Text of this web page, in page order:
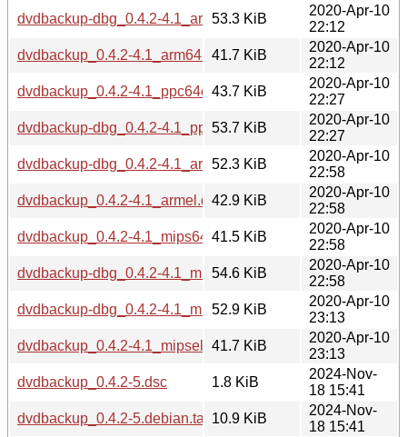
dvdbackup-dbg_0.4.2-4.1_arm64.deb
53.3 KiB
2020-Apr-10
22:12
dvdbackup_0.4.2-4.1_arm64.deb41.7 KiB
2020-Apr-10
22:12
dvdbackup_0.4.2-4.1_ppc64el.deb43.7 KiB
2020-Apr-10
22:27
dvdbackup-dbg_0.4.2-4.1_ppc64el.deb
53.7 KiB
2020-Apr-10
22:27
dvdbackup-dbg_0.4.2-4.1_armel.deb
52.3 KiB
2020-Apr-10
22:58
dvdbackup_0.4.2-4.1_armel.deb42.9 KiB
2020-Apr-10
22:58
dvdbackup_0.4.2-4.1_mips64el.deb
41.5 KiB
2020-Apr-10
22:58
dvdbackup-dbg_0.4.2-4.1_mips64el.deb
54.6 KiB
2020-Apr-10
22:58
dvdbackup-dbg_0.4.2-4.1_mipsel.deb
52.9 KiB
2020-Apr-10
23:13
dvdbackup_0.4.2-4.1_mipsel.deb41.7 KiB
2020-Apr-10
23:13
dvdbackup_0.4.2-5.dsc
1.8 KiB
2024-Nov-
18 15:41
dvdbackup_0.4.2-5.debian.tar.xz10.9 KiB
2024-Nov-
18 15:41